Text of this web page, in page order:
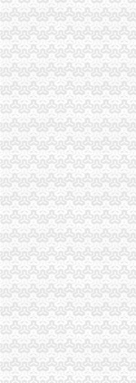
《中华共和国海关报
北京海关:中华共和国
报关基本程序_女生学
企业报关注册登记证
东莞遗失报关注册登
报关注册登记-MBA智
【广州报关注册登记
【广州报关注册登记
及时更换注册登记证
报关注册登记_互动百科
观典防务：关于获得
请教关于进出口货物
海关报关单位注册登
报关员辅导重点提炼
办理海关注册登记、
进出口货物收发货人
报关企业注册登记许可
如何办理海关报关注册
中华共和国海关报关
报关单位的注册登记-